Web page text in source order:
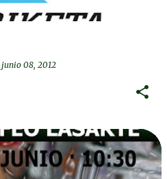
junio 08, 2012